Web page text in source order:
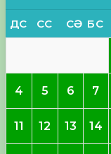
ДС СС СӘ БС
4 5 6 7
11 12 13 14